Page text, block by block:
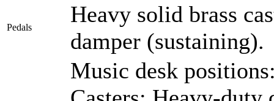
Pedals
Heavy solid brass
damper (sustaining).
Music desk